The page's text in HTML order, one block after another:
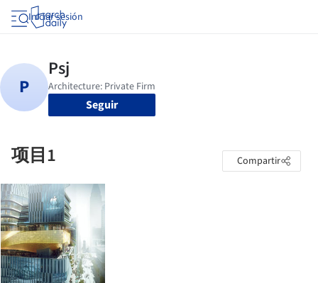
Iniciar sesión
Seguir
项目1 Compartir